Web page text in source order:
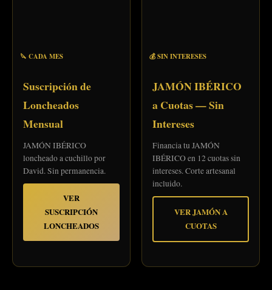
🔪 CADA MES
Suscripción de
Loncheados
Mensual
JAMÓN IBÉRICO
loncheado a cuchillo por
David. Sin permanencia.
VER
SUSCRIPCIÓN
LONCHEADOS
💰 SIN INTERESES
JAMÓN IBÉRICO
a Cuotas — Sin
Intereses
Financia tu JAMÓN
IBÉRICO en 12 cuotas sin
intereses. Corte artesanal
incluido.
VER JAMÓN A
CUOTAS